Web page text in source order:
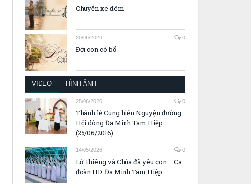
Chuyến xe đêm
20/06/2026 0
Đời con có bố
VIDEO HÌNH ẢNH
25/06/2026 0
Thánh lễ Cung hiến Nguyện đường
Hội dòng Đa Minh Tam Hiệp
(25/06/2016)
14/05/2026 0
Lời thiêng và Chúa đã yêu con – Ca
đoàn HD. Đa Minh Tam Hiệp